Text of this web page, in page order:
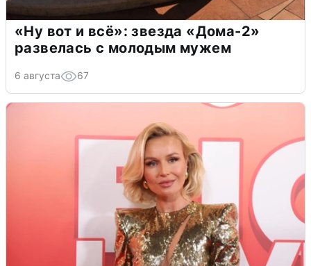
«Ну вот и всё»: звезда «Дома-2»
развелась с молодым мужем
6 августа 67